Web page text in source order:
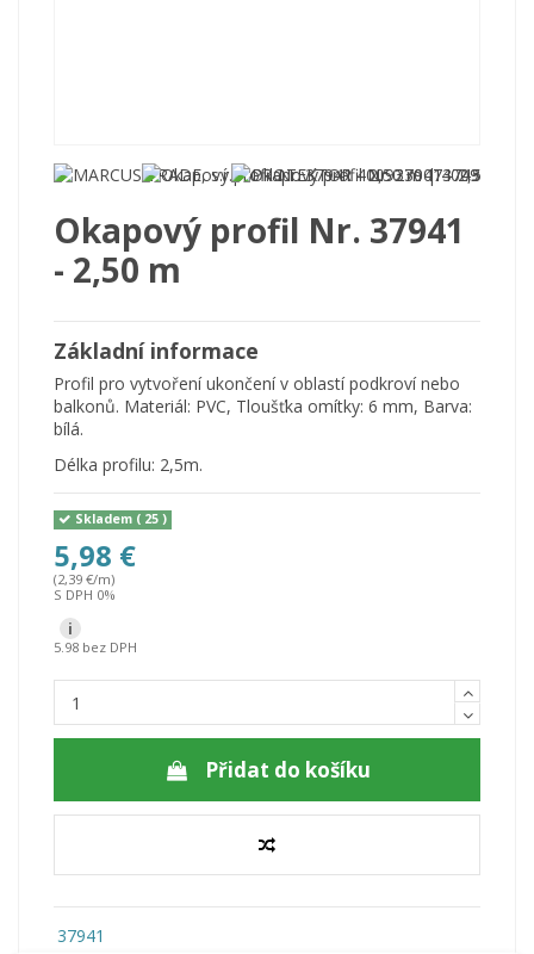
Okapový profil Nr. 37941
- 2,50 m
Základní informace
Profil pro vytvoření ukončení v oblastí podkroví nebo
balkonů. Materiál: PVC, Tloušťka omítky: 6 mm, Barva:
bílá.
Délka profilu: 2,5m.
Skladem ( 25 )
5,98 €
(2,39 €/m)
S DPH 0%
i
5.98 bez DPH
Přidat do košíku
37941